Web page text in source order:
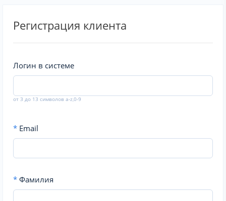
Регистрация клиента
Логин в системе
от 3 до 13 символов a-z,0-9
* Email
* Фамилия